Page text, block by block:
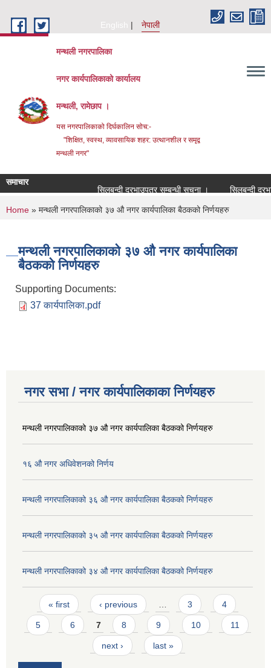
English
नेपाली
मन्थली नगरपालिका
नगर कार्यपालिकाको कार्यालय
मन्थली, रामेछाप ।
यस नगरपालिकाको दिर्घकालिन सोच:-
"शिक्षित, स्वस्थ, व्यावसायिक शहर: उत्थानशील र समृद्व
मन्थली नगर"
समाचार
सिलबन्दी दरभाउपत्र सम्बन्धी सूचना ।
सिलबन्दी
You are here
Home » मन्थली नगरपालिकाको ३७ औ नगर कार्यपालिका बैठकको निर्णयहरु
मन्थली नगरपालिकाको ३७ औ नगर कार्यपालिका
बैठकको निर्णयहरु
Supporting Documents:
37 कार्यपालिका.pdf
नगर सभा / नगर कार्यपालिकाका निर्णयहरु
मन्थली नगरपालिकाको ३७ औ नगर कार्यपालिका बैठकको निर्णयहरु
१६ औ नगर अधिवेशनको निर्णय
मन्थली नगरपालिकाको ३६ औ नगर कार्यपालिका बैठकको निर्णयहरु
मन्थली नगरपालिकाको ३५ औ नगर कार्यपालिका बैठकको निर्णयहरु
मन्थली नगरपालिकाको ३४ औ नगर कार्यपालिका बैठकको निर्णयहरु
Pages
« first ‹ previous 3 4
5 6 7 8 9 10 11
next › last »